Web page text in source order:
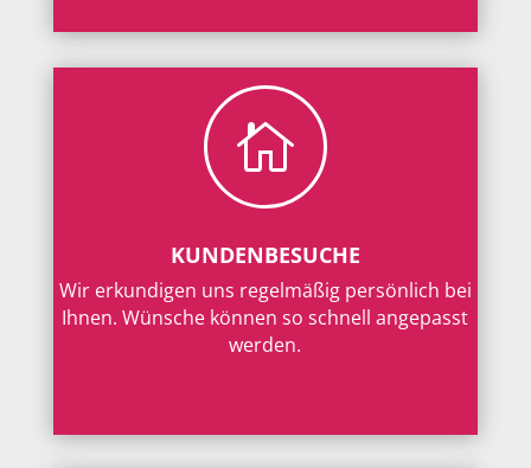

KUNDENBESUCHE
Wir erkundigen uns regelmäßig persönlich bei
Ihnen. Wünsche können so schnell angepasst
werden.